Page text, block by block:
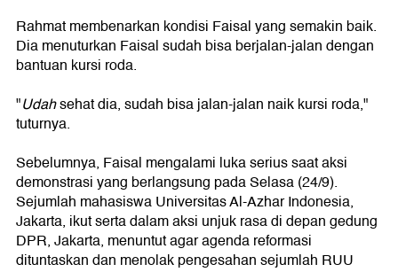
Rahmat membenarkan kondisi Faisal yang semakin baik.
Dia menuturkan Faisal sudah bisa berjalan-jalan dengan
bantuan kursi roda.
"Udahsehat dia, sudah bisa jalan-jalan naik kursi roda,"
tuturnya.
Sebelumnya, Faisal mengalami luka serius saat aksi
demonstrasi yang berlangsung pada Selasa (24/9).
Sejumlah mahasiswa Universitas Al-Azhar Indonesia,
Jakarta, ikut serta dalam aksi unjuk rasa di depan gedung
DPR, Jakarta, menuntut agar agenda reformasi
dituntaskan dan menolak pengesahan sejumlah RUU